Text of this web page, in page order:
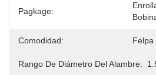
Pagkage:
Comodidad: Felpa
Rango De Diámetro Del Alambre: